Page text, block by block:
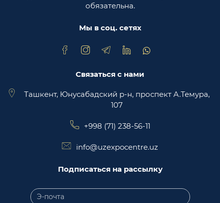
торговая площадка Trade Uzbekistan
обязательна.
Мы в соц. сетях
Связаться с нами
Ташкент, Юнусабадский р-н, проспект А.Темура,
107
+998 (71) 238-56-11
info@uzexpocentre.uz
Подписаться на рассылку